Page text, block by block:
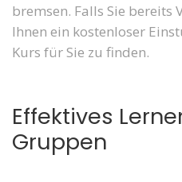
bremsen. Falls Sie bereits
Ihnen ein kostenloser
Kurs für Sie zu finden.
Effektives
Gruppen